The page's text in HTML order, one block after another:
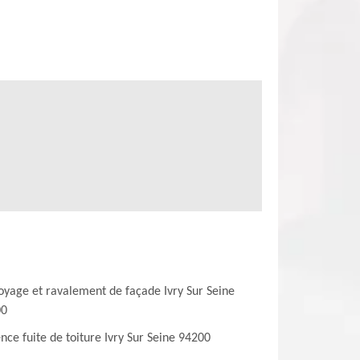
et ravalement de façade Ivry Sur Seine
fuite de toiture Ivry Sur Seine 94200